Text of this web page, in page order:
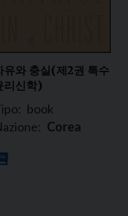
유와 충실(제2권 특수
리신학)
book
Corea